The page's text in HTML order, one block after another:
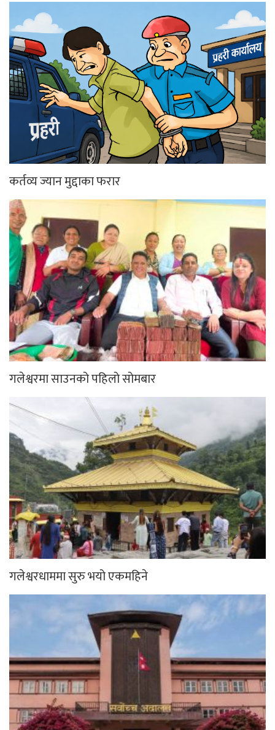
कर्तव्य ज्यान मुद्दाका फरार
गलेश्वरमा साउनको पहिलो सोमबार
गलेश्वरधाममा सुरु भयो एकमहिने